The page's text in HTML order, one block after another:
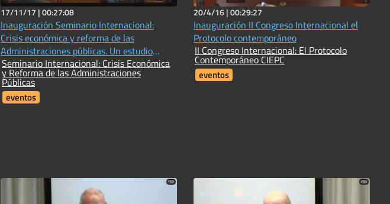
17/11/17 |00:27:08
Inauguración Seminario Internacional:
Crisis económica y reforma de las
Administraciones públicas. Un estudio
comparado
Seminario Internacional: Crisis Económica
y Reforma de las Administraciones
Públicas
eventos
20/4/16 |00:29:27
Inauguración II Congreso Internacional el
Protocolo contemporáneo
II Congreso Internacional: El Protocolo
Contemporáneo CIEPC
eventos